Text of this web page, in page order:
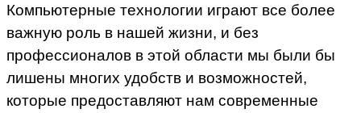
Компьютерные технологии играют все более
важную роль в нашей жизни, и без
профессионалов в этой области мы были бы
лишены многих удобств и возможностей,
которые предоставляют нам современные